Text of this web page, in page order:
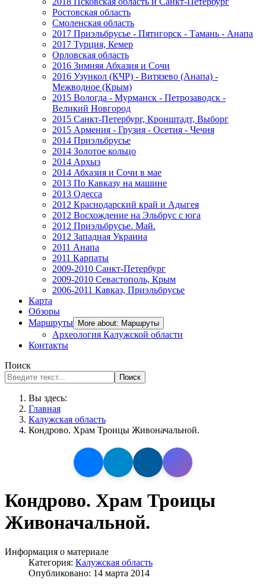
Ростовская область
Смоленская область
2017 Приэльбрусье - Пятигорск - Тамань - Анапа
2017 Турция, Кемер
Орловская область
2016 Зимняя Абхазия и Сочи
2016 Узункол (КЧР) - Витязево (Анапа) -
Межводное (Крым)
2015 Вологда - Мурманск - Петрозаводск -
Великий Новгород
2015 Санкт-Петербург, Кронштадт, Выборг
2015 Армения - Грузия - Осетия - Чечня
2014 Приэльбрусье
2014 Золотое кольцо
2014 Архыз
2014 Абхазия и Сочи в мае
2013 По Кавказу на машине
2013 Одесса
2012 Краснодарский край и Адыгея
2012 Восхождение на Эльбрус с юга
2012 Приэльбрусье. Май.
2012 Западная Украина
2011 Анапа
2011 Карпаты
2009-2010 Санкт-Петербург
2009-2010 Севастополь, Крым
2006-2011 Кавказ, Приэльбрусье
Карта
Обзоры
Маршруты
More about: Маршруты
Археология Калужской области
Контакты
Поиск
Поиск
Вы здесь:
Главная
Калужская область
Кондрово. Храм Троицы Живоначальной.
Кондрово. Храм Троицы
Живоначальной.
Информация о материале
Категория: Калужская область
Опубликовано: 14 марта 2014